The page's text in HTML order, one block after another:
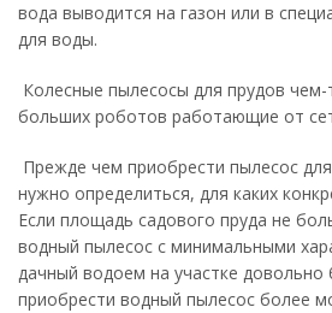
вода выводится на газон или в
для воды.
Колесные пылесосы для прудов
больших роботов работающие от
Прежде чем приобрести пылесос
нужно определиться, для каких
Если площадь садового пруда не
водный пылесос с минимальными
дачный водоем на участке
приобрести водный пылесос более